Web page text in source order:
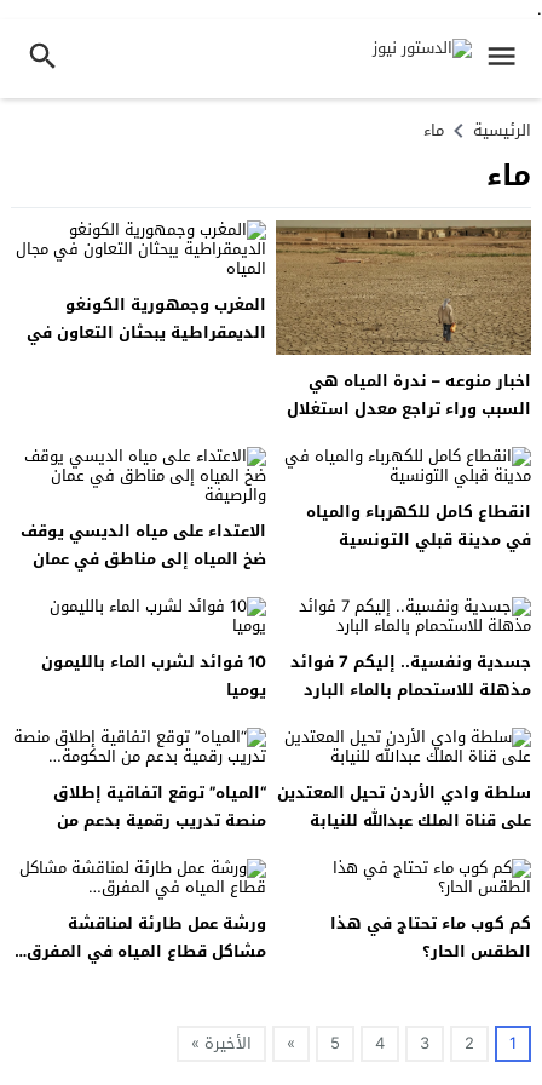
.
الرئيسية ماء
ماء
اخبار منوعه – ندرة المياه هي
السبب وراء تراجع معدل استغلال
المغرب وجمهورية الكونغو
الديمقراطية يبحثان التعاون في
انقطاع كامل للكهرباء والمياه
في مدينة قبلي التونسية
الاعتداء على مياه الديسي يوقف
ضخ المياه إلى مناطق في عمان
جسدية ونفسية.. إليكم 7 فوائد
مذهلة للاستحمام بالماء البارد
10 فوائد لشرب الماء بالليمون
يوميا
سلطة وادي الأردن تحيل المعتدين
على قناة الملك عبدالله للنيابة
“المياه” توقع اتفاقية إطلاق
منصة تدريب رقمية بدعم من
كم كوب ماء تحتاج في هذا
الطقس الحار؟
ورشة عمل طارئة لمناقشة
مشاكل قطاع المياه في المفرق…
1
2
3
4
5
» الأخيرة »